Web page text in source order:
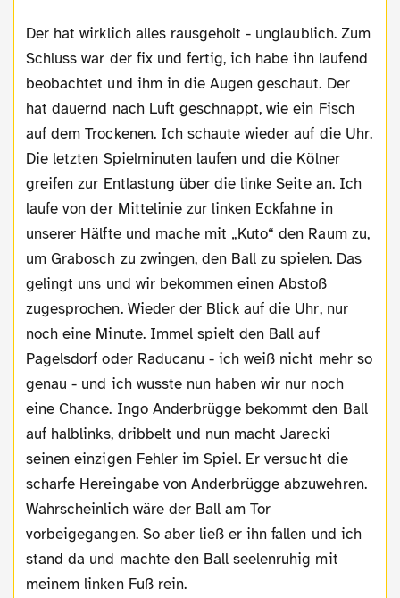
Der hat wirklich alles rausgeholt - unglaublich. Zum
Schluss war der fix und fertig, ich habe ihn laufend
beobachtet und ihm in die Augen geschaut. Der
hat dauernd nach Luft geschnappt, wie ein Fisch
auf dem Trockenen. Ich schaute wieder auf die Uhr.
Die letzten Spielminuten laufen und die Kölner
greifen zur Entlastung über die linke Seite an. Ich
laufe von der Mittelinie zur linken Eckfahne in
unserer Hälfte und mache mit „Kuto“ den Raum zu,
um Grabosch zu zwingen, den Ball zu spielen. Das
gelingt uns und wir bekommen einen Abstoß
zugesprochen. Wieder der Blick auf die Uhr, nur
noch eine Minute. Immel spielt den Ball auf
Pagelsdorf oder Raducanu - ich weiß nicht mehr so
genau - und ich wusste nun haben wir nur noch
eine Chance. Ingo Anderbrügge bekommt den Ball
auf halblinks, dribbelt und nun macht Jarecki
seinen einzigen Fehler im Spiel. Er versucht die
scharfe Hereingabe von Anderbrügge abzuwehren.
Wahrscheinlich wäre der Ball am Tor
vorbeigegangen. So aber ließ er ihn fallen und ich
stand da und machte den Ball seelenruhig mit
meinem linken Fuß rein.